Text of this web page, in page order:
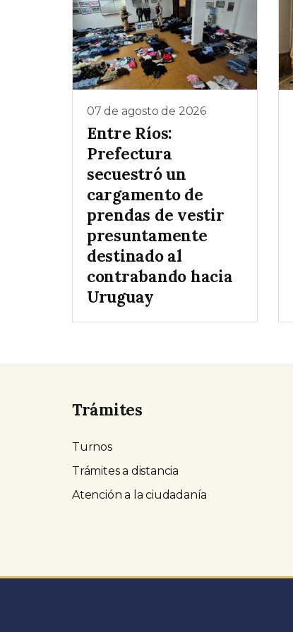
07 de agosto de 2026
Entre Ríos:
Prefectura
secuestró un
cargamento de
prendas de vestir
presuntamente
destinado al
contrabando hacia
Uruguay
Trámites
Turnos
Trámites a distancia
Atención a la ciudadanía